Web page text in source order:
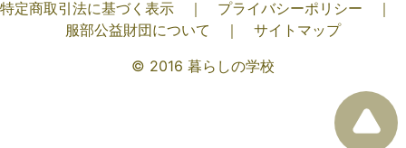
特定商取引法に基づく表示 ｜ プライバシーポリシー
｜
服部公益財団について
｜
サイトマップ
© 2016 暮らしの学校